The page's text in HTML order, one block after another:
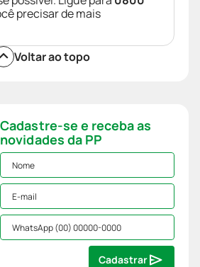
precisar de mais
Voltar ao topo
Cadastre-se e receba as
novidades da PP
Cadastrar